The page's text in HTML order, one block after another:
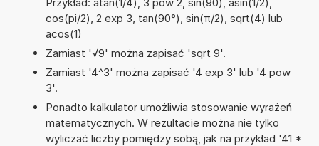
cos(pi/2), 2 exp 3, tan(90°), sin(π/2), sqrt(4) lub
acos(1)
Zamiast '√9' można zapisać 'sqrt 9'.
Zamiast '4^3' można zapisać '4 exp 3' lub '4 pow
3'.
Ponadto kalkulator umożliwia stosowanie wyrażeń
matematycznych. W rezultacie można nie tylko
wyliczać liczby pomiędzy sobą, jak na przykład '41 *